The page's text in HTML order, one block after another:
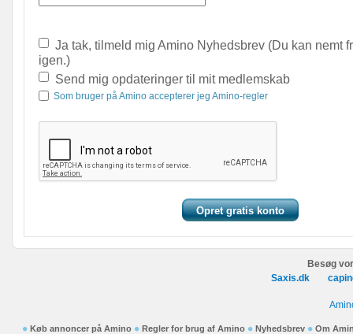
Ja tak, tilmeld mig Amino Nyhedsbrev (Du kan nemt
igen.)
Send mig opdateringer til mit medlemskab
Som bruger på Amino accepterer jeg Amino-regler
Besøg
Saxis.dk
Køb annoncer på Amino Regler for brug af Amino Nyhedsbrev Om